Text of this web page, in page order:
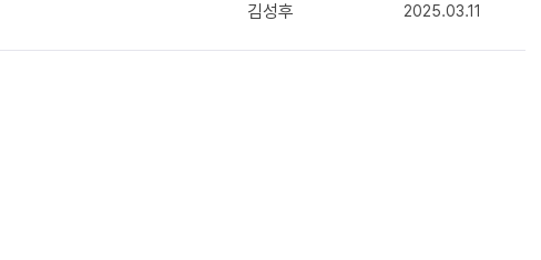
김성후 2025.03.11